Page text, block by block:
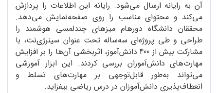
آن به رایانه ارسال می‌شود. رایانه این اطلاعات را پردازش
می‌کند و محتوای مناسب را روی صفحه‌نمایش می‌دهد.
محققان دانشگاه دورهام میزهای چندلمسی هوشمند را
طراحی و طی پروژه‌ای سه‌ساله تحت عنوان سینرژی‌نت، با
مشارکت بیش از 400 دانش‌آموز، اثربخشی آن‌ها را بر افزایش
مهارت‌های دانش‌آموزان بررسی کردند. این ابزار آموزشی
می‌تواند به‌طور قابل‌توجهی بر مهارت‌های تسلط و
انعطاف‌پذیری دانش‌آموزان در درس ریاضی بیفزاید.